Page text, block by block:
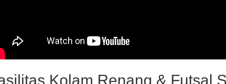
Kolam Renang & Futsal